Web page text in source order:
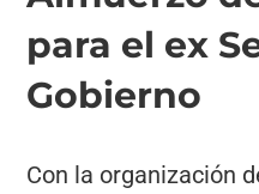
para el ex
Gobierno
Con la organización